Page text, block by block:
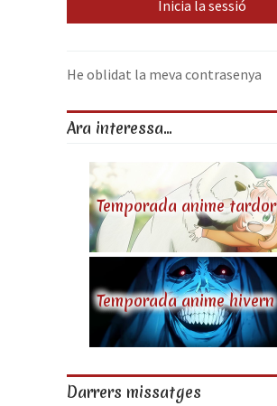
He oblidat la meva contrasenya
Ara interessa...
Temporada anime tardor
Temporada anime hivern
Darrers missatges